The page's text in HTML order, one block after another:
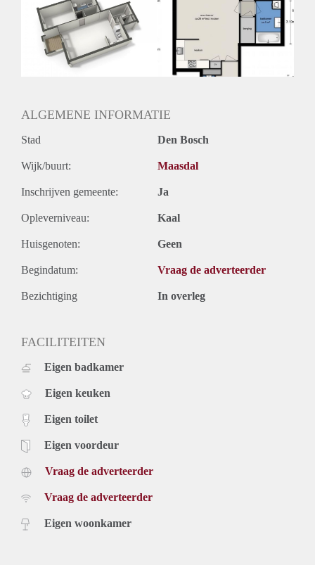
ALGEMENE INFORMATIE
Stad Den Bosch
Wijk/buurt: Maasdal
Inschrijven gemeente: Ja
Opleverniveau: Kaal
Huisgenoten: Geen
Begindatum: Vraag de adverteerder
Bezichtiging In overleg
FACILITEITEN
Eigen badkamer
Eigen keuken
Eigen toilet
Eigen voordeur
Vraag de adverteerder
Vraag de adverteerder
Eigen woonkamer